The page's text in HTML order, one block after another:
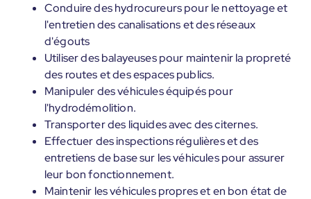
Conduire des hydrocureurs pour le nettoyage et
l'entretien des canalisations et des réseaux
d'égouts
Utiliser des balayeuses pour maintenir la propreté
des routes et des espaces publics.
Manipuler des véhicules équipés pour
l'hydrodémolition.
Transporter des liquides avec des citernes.
Effectuer des inspections régulières et des
entretiens de base sur les véhicules pour assurer
leur bon fonctionnement.
Maintenir les véhicules propres et en bon état de